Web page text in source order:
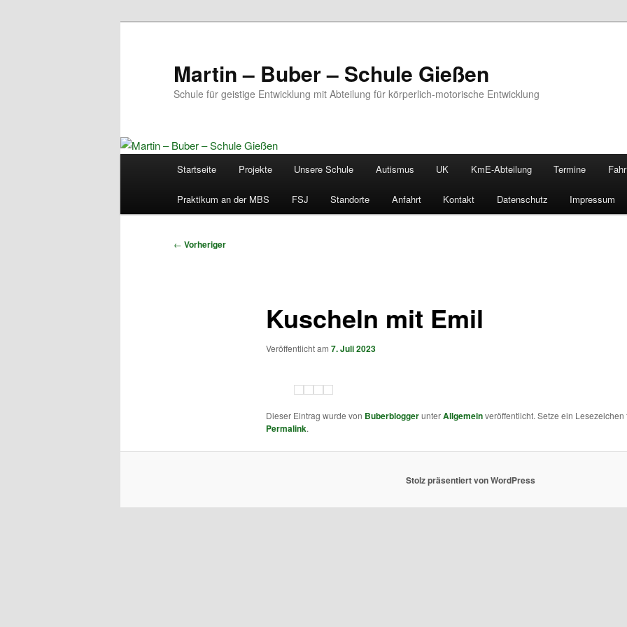
Martin – Buber – Schule Gießen
Schule für geistige Entwicklung mit Abteilung für körperlich-motorische Entwicklung
Startseite Projekte Unsere Schule Autismus UK KmE-Abteilung Termine
Praktikum an der MBS FSJ Standorte Anfahrt Kontakt Datenschutz Impressum
Beitragsnavigation
← Vorheriger
Kuscheln mit Emil
Veröffentlicht am 7. Juli 2023
Dieser Eintrag wurde von BuberbloggerunterAllgemeinveröffentlicht. Setze ein Lesezeichen
Permalink.
Stolz präsentiert von WordPress